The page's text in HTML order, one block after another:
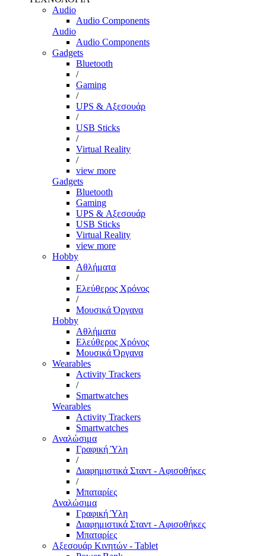
Audio
Audio Components
Audio
Audio Components
Gadgets
Bluetooth
/
Gaming
/
UPS & Αξεσουάρ
/
USB Sticks
/
Virtual Reality
/
view more
Gadgets
Bluetooth
Gaming
UPS & Αξεσουάρ
USB Sticks
Virtual Reality
view more
Hobby
Αθλήματα
/
Ελεύθερος Χρόνος
/
Μουσικά Όργανα
Hobby
Αθλήματα
Ελεύθερος Χρόνος
Μουσικά Όργανα
Wearables
Activity Trackers
/
Smartwatches
Wearables
Activity Trackers
Smartwatches
Αναλώσιμα
Γραφική Ύλη
/
Διαφημιστικά Σταντ - Αφισοθήκες
/
Μπαταρίες
Αναλώσιμα
Γραφική Ύλη
Διαφημιστικά Σταντ - Αφισοθήκες
Μπαταρίες
Αξεσουάρ Κινητών - Tablet